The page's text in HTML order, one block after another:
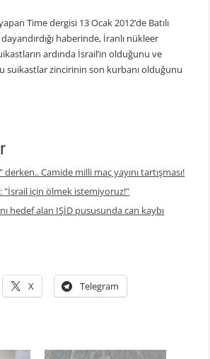
Time dergisi 13 Ocak 2012’de Batılı
haberinde, İranlı nükleer
ardında İsrail’in olduğunu ve
suikastlar zincirinin son kurbanı olduğunu
derken.. Camide milli maç yayını tartışması!
"İsrail için ölmek istemiyoruz!"
hedef alan IŞİD pususunda can kaybı
X Telegram